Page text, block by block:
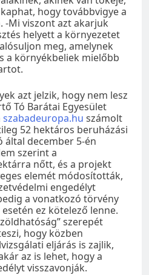
hogy továbbvigye a
-Mi viszont azt akarjuk
helyett a környezetet
meg, amelynek
a környékbeliek mielőbb
azt jelzik, hogy nem lesz
Tó Barátai Egyesület
szabadeuropa.hu számolt
52 hektáros beruházási
által december 5-én
szerint a
nőtt, és a projekt
elemét módosították,
engedélyt
a vonatkozó törvény
ez kötelező lenne.
szerepét
hogy közben
eljárás is zajlik,
az is lehet, hogy a
visszavonják.